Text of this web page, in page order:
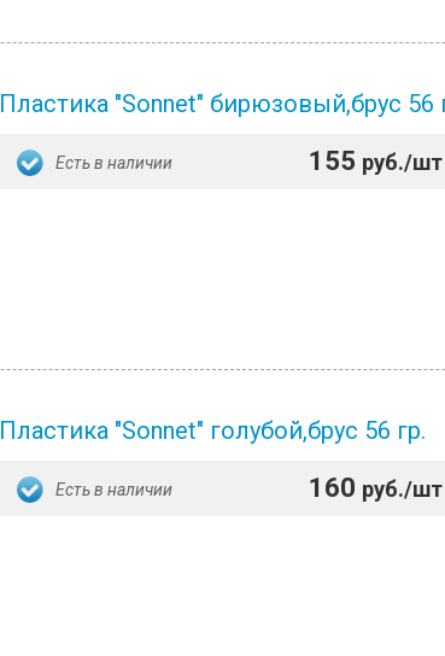
Пластика "Sonnet" бирюзовый,брус 56
Есть в наличии 155 руб./шт
Пластика "Sonnet" голубой,брус 56 гр.
Есть в наличии 160 руб./шт